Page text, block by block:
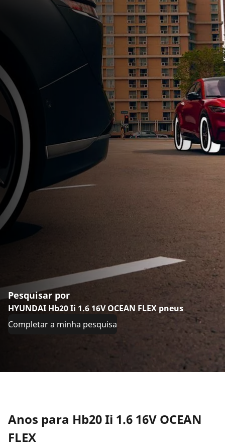
Pesquisar por
HYUNDAI Hb20 Ii 1.6 16V OCEAN FLEX pneus
Completar a minha pesquisa
Anos para Hb20 Ii 1.6 16V OCEAN
FLEX